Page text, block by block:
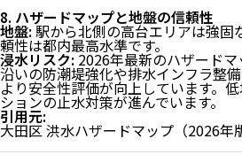
8. ハザードマップと地盤の信頼性
地盤:駅から北側の高台エリアは強固
頼性は都内最高水準です。
浸水リスク:2026年最新のハザード
沿いの防潮堤強化や排水インフラ整
より安全性評価が向上しています。
ションの止水対策が進んでいます。
引用元:
大田区 洪水ハザードマップ（2026年
4. 2026年最新：エリアを牽引する
5. エリア別人気度と特徴分析
6. 市場価値分析：坪単価+1.9%増
「10段階評価：9/10」
7. 独自視点：住まい心地のリアル
8. ハザードマップと地盤の信頼性